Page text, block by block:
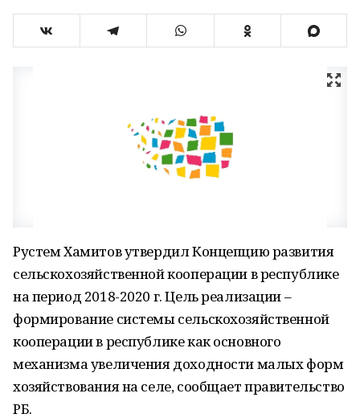
Рустем Хамитов утвердил Концепцию развития
сельскохозяйственной кооперации в республике
на период 2018-2020 г. Цель реализации –
формирование системы сельскохозяйственной
кооперации в республике как основного
механизма увеличения доходности малых форм
хозяйствования на селе, сообщает правительство
РБ.